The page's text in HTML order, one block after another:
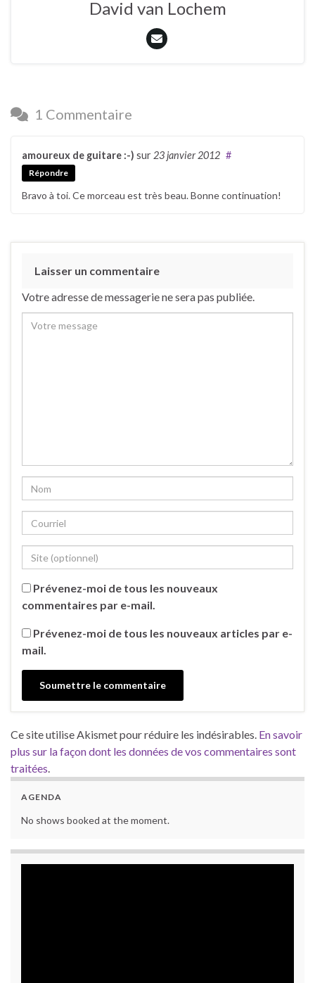
David van Lochem
1 Commentaire
amoureux de guitare :-) sur 23 janvier 2012 #
Répondre
Bravo à toi. Ce morceau est très beau. Bonne continuation!
Laisser un commentaire
Votre adresse de messagerie ne sera pas publiée.
Prévenez-moi de tous les nouveaux
commentaires par e-mail.
Prévenez-moi de tous les nouveaux articles par e-
mail.
Ce site utilise Akismet pour réduire les indésirables. En savoir
plus sur la façon dont les données de vos commentaires sont
traitées.
AGENDA
No shows booked at the moment.